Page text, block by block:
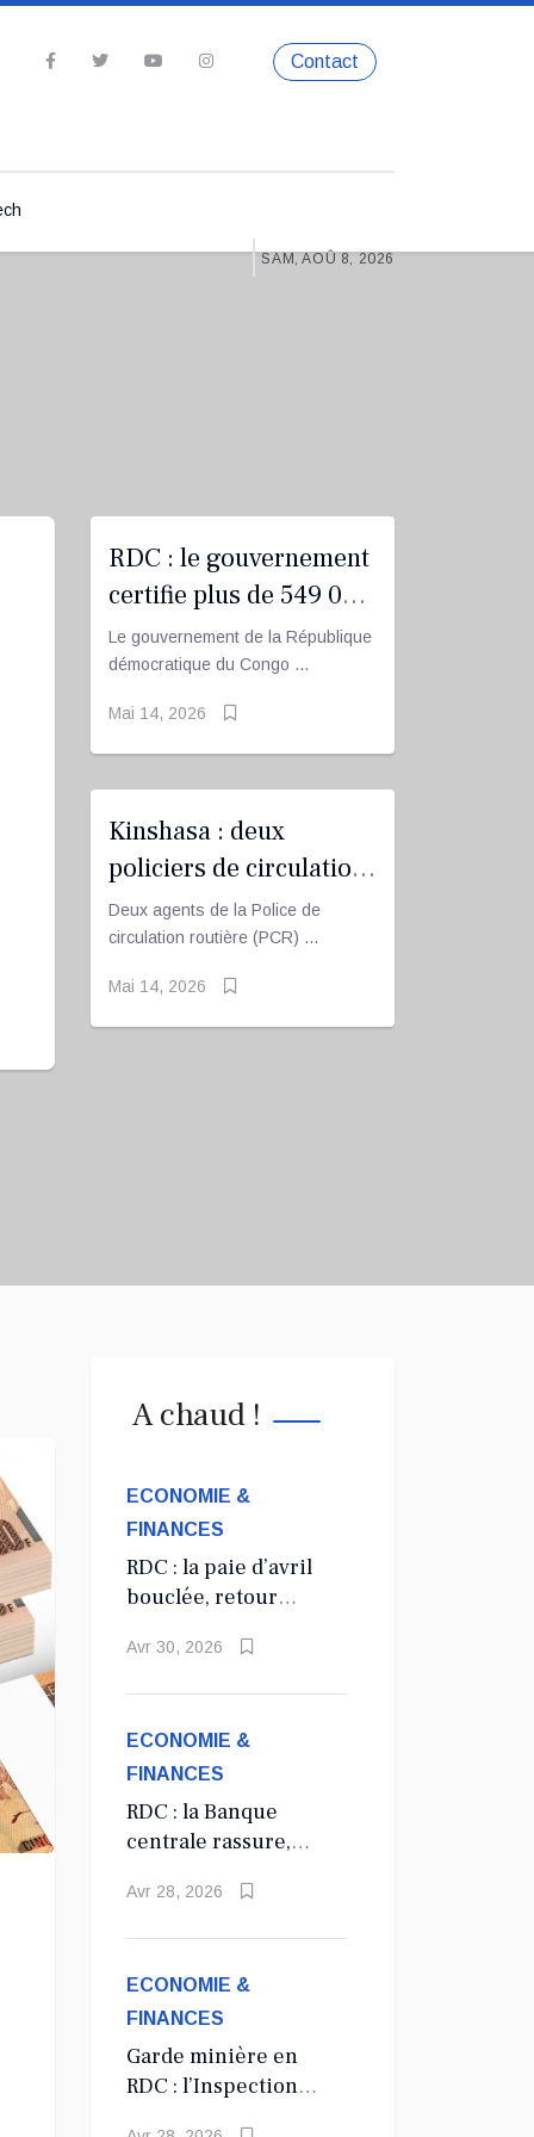
Contact
SAM, AOÛ 8, 2026
RDC : le gouvernement
certifie plus de 549 000
agents publics
réguliers
Le gouvernement de la République
démocratique du Congo ...
Mai 14, 2026
Kinshasa : deux
policiers de circulation
routière arrêtés après
une altercation avec un
conducteur
Deux agents de la Police de
circulation routière (PCR) ...
Mai 14, 2026
A chaud !
ECONOMIE &
FINANCES
RDC : la paie d’avril
bouclée, retour
régularité salariale
des agents de l’État
Avr 30, 2026
ECONOMIE &
FINANCES
RDC : la Banque
centrale rassure,
suppression du
dollar prévue en
Avr 28, 2026
ECONOMIE &
FINANCES
Garde minière en
RDC : l’Inspection